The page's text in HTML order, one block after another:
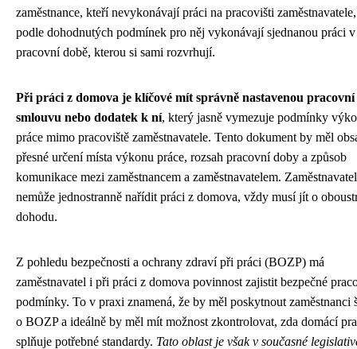
zaměstnance, kteří nevykonávají práci na pracovišti
podle dohodnutých podmínek pro něj vykonávají sjednanou práci v
pracovní době, kterou si sami rozvrhují.
Při práci z domova je klíčové mít správně nastavenou pracovní
smlouvu nebo dodatek k ní, který jasně vymezuje podmínky
práce mimo pracoviště zaměstnavatele. Tento dokument by měl
přesné určení místa výkonu práce, rozsah pracovní doby a způsob
komunikace mezi zaměstnancem a zaměstnavatelem. Zaměstnavatel
nemůže jednostranně nařídit práci z domova, vždy musí jít o
dohodu.
Z pohledu bezpečnosti a ochrany zdraví při práci (BOZP) má
zaměstnavatel i při práci z domova povinnost zajistit bezpečné
podmínky. To v praxi znamená, že by měl poskytnout zaměstnanci
o BOZP a ideálně by měl mít možnost zkontrolovat, zda domácí
splňuje potřebné standardy. Tato oblast je však v současné